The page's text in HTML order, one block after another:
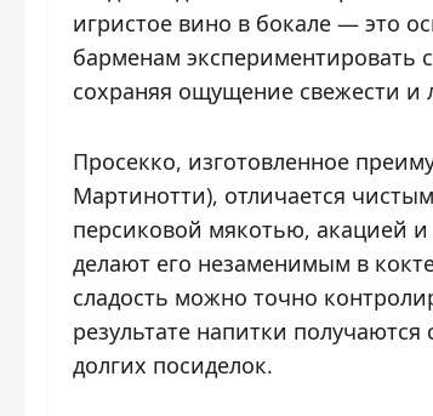
игристое вино в бокале — это
барменам экспериментировать
сохраняя ощущение свежести и
Просекко, изготовленное
Мартинотти), отличается
персиковой мякотью, акацией
делают его незаменимым в
сладость можно точно
результате напитки
долгих посиделок.